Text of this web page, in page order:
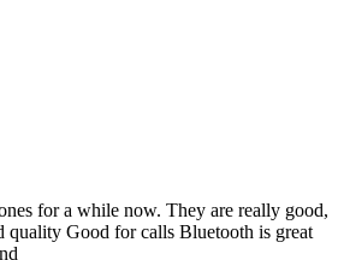
for a while now. They are really good,
quality Good for calls Bluetooth is great